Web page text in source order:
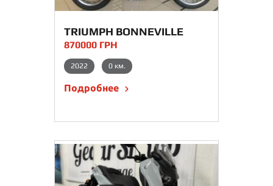
TRIUMPH BONNEVILLE
870000 ГРН
2022 0 км.
Подробнее